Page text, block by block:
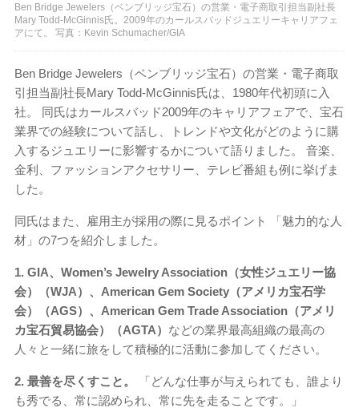
Ben Bridge Jewelers（ベンブリッジ宝石）の営業・電子商取引担当副社長
Mary Todd-McGinnis氏。2009年のカールスバッドジュエリーキャリアフェ
アにて。 写真：Kevin Schumacher/GIA
Ben Bridge Jewelers（ベンブリッジ宝石）の営業・電子商取
引担当副社長Mary Todd-McGinnis氏は、1980年代初頭に入
社。 同氏はカールスバッド2009年のキャリアフェアで、宝石
業界での経験について話し、トレンドや文化がどのように購
入するジュエリーに影響するかについて語りました。 音楽、
金利、ファッションアクセサリー、テレビ番組も例に挙げま
した。
同氏はまた、雇用主が採用の際に見るポイント 「魅力的な人
材」の7つを紹介しました。
1. GIA、Women’s Jewelry Association（女性ジュエリー協
会）（WJA）、American Gem Society（アメリカ宝石学
会）（AGS）、American Gem Trade Association（アメリ
カ宝石貿易協会）（AGTA） などの業界最高組織の最高の
人々と一緒に旅をして積極的に活動に参加してください。
2. 最善を尽くすこと。
「どんな仕事が与えられても、誰より
も秀でる、常に認められ、常に先を走ることです。」